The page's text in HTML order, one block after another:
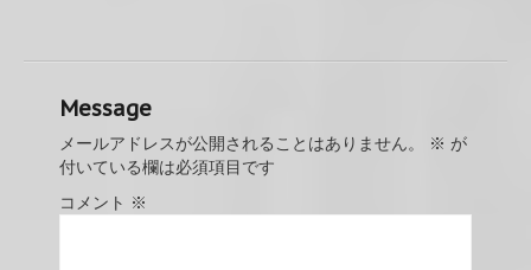
Message
メールアドレスが公開されることはありません。 ※ が
付いている欄は必須項目です
コメント ※